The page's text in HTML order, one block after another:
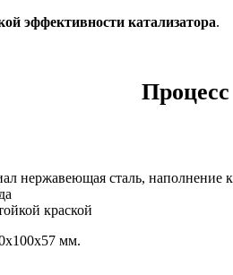
эффективности катализатора.
нержавеющая сталь, наполнение
краской
мм.